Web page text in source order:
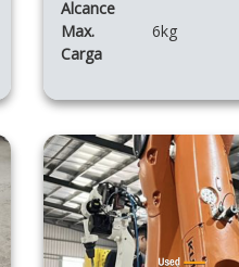
Alcance
Max.
Carga
6kg